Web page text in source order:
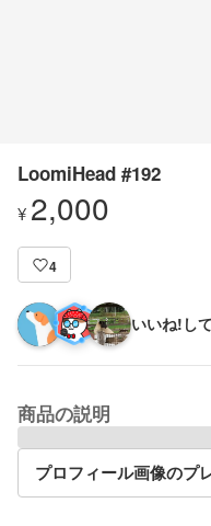
LoomiHead #192
¥ 2,000
4
いいね!し
商品の説明
プロフィール画像のプ